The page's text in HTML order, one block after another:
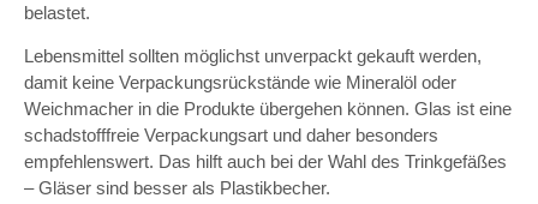
belastet.
Lebensmittel sollten möglichst unverpackt gekauft werden,
damit keine Verpackungsrückstände wie Mineralöl oder
Weichmacher in die Produkte übergehen können. Glas ist eine
schadstofffreie Verpackungsart und daher besonders
empfehlenswert. Das hilft auch bei der Wahl des Trinkgefäßes
– Gläser sind besser als Plastikbecher.